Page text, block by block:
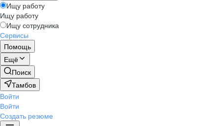
Ищу работу
Ищу работу
Ищу сотрудника
Сервисы
Помощь
Ещё
Поиск
Тамбов
Войти
Войти
Создать резюме